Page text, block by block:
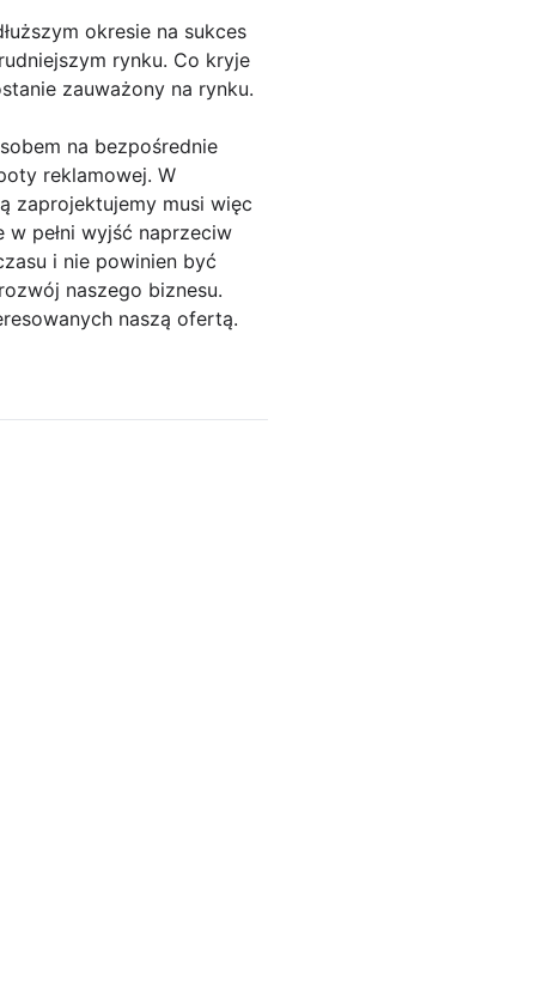
okresie na sukces
rynku. Co kryje
zauważony na rynku.
na bezpośrednie
reklamowej. W
zaprojektujemy musi więc
w pełni wyjść naprzeciw
i nie powinien być
naszego biznesu.
naszą ofertą.